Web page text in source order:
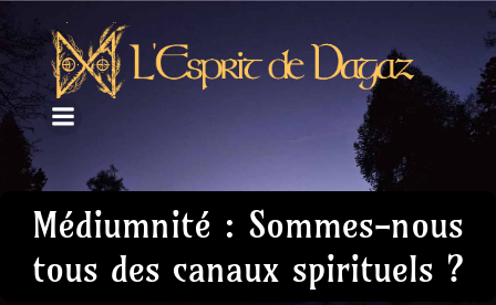
Médiumnité : Sommes-nous
tous des canaux spirituels ?